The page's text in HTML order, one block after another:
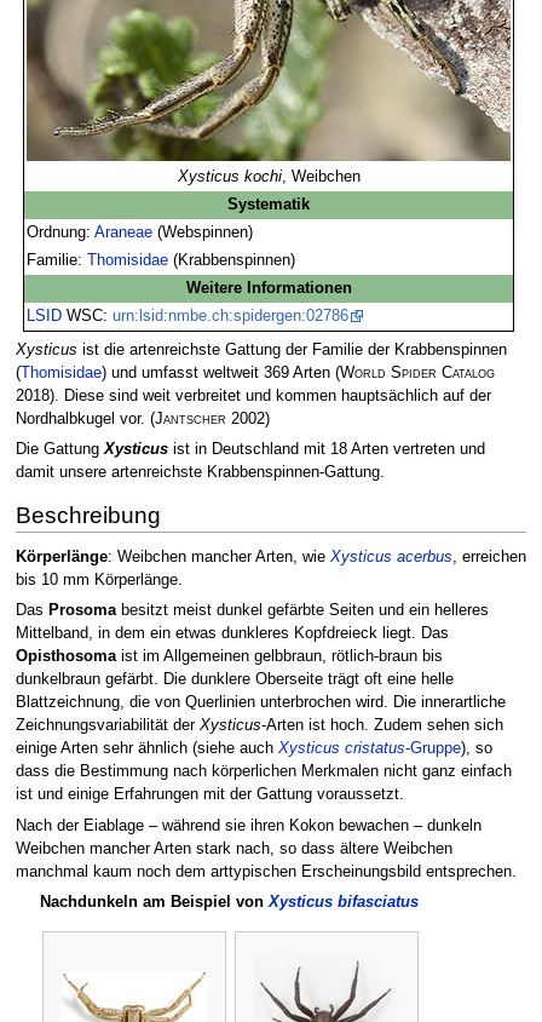
Xysticus kochi, Weibchen
Systematik
Ordnung:Araneae (Webspinnen)
Familie:Thomisidae (Krabbenspinnen)
Weitere Informationen
LSID WSC:urn:lsid:nmbe.ch:spidergen:02786
Xysticus ist die artenreichste Gattung der Familie der Krabbenspinnen
(Thomisidae) und umfasst weltweit 369 Arten (World Spider Catalog
2018). Diese sind weit verbreitet und kommen hauptsächlich auf der
Nordhalbkugel vor. (Jantscher 2002)
Die GattungXysticusist in Deutschland mit 18 Arten vertreten und
damit unsere artenreichste Krabbenspinnen-Gattung.
Beschreibung
Körperlänge: Weibchen mancher Arten, wie Xysticus acerbus, erreichen
bis 10 mm Körperlänge.
Das Prosomabesitzt meist dunkel gefärbte Seiten und ein helleres
Mittelband, in dem ein etwas dunkleres Kopfdreieck liegt. Das
Opisthosomaist im Allgemeinen gelbbraun, rötlich-braun bis
dunkelbraun gefärbt. Die dunklere Oberseite trägt oft eine helle
Blattzeichnung, die von Querlinien unterbrochen wird. Die innerartliche
Zeichnungsvariabilität der Xysticus-Arten ist hoch. Zudem sehen sich
einige Arten sehr ähnlich (siehe auch Xysticus cristatus-Gruppe), so
dass die Bestimmung nach körperlichen Merkmalen nicht ganz einfach
ist und einige Erfahrungen mit der Gattung voraussetzt.
Nach der Eiablage – während sie ihren Kokon bewachen – dunkeln
Weibchen mancher Arten stark nach, so dass ältere Weibchen
manchmal kaum noch dem arttypischen Erscheinungsbild entsprechen.
Nachdunkeln am Beispiel vonXysticus bifasciatus